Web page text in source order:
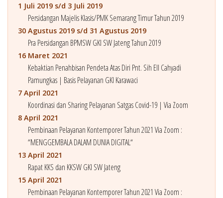
1 Juli 2019 s/d 3 Juli 2019
Persidangan Majelis Klasis/PMK Semarang Timur Tahun 2019
30 Agustus 2019 s/d 31 Agustus 2019
Pra Persidangan BPMSW GKI SW Jateng Tahun 2019
16 Maret 2021
Kebaktian Penahbisan Pendeta Atas Diri Pnt. Sih Ell Cahyadi
Pamungkas | Basis Pelayanan GKI Karawaci
7 April 2021
Koordinasi dan Sharing Pelayanan Satgas Covid-19 | Via Zoom
8 April 2021
Pembinaan Pelayanan Kontemporer Tahun 2021 Via Zoom :
“MENGGEMBALA DALAM DUNIA DIGITAL“
13 April 2021
Rapat KKS dan KKSW GKI SW Jateng
15 April 2021
Pembinaan Pelayanan Kontemporer Tahun 2021 Via Zoom :